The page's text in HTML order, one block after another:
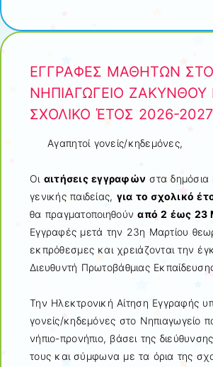
ΕΓΓΡΑΦΕΣ ΜΑΘΗΤΩΝ ΣΤΟ
ΝΗΠΙΑΓΩΓΕΙΟ ΖΑΚΥΝΘΟΥ
ΣΧΟΛΙΚΟ ΈΤΟΣ 2026-2027
Αγαπητοί γονείς/κηδεμόνες,
Οι αιτήσεις εγγραφών στα δημόσια
γενικής παιδείας, για το σχολικό
θα πραγματοποιηθούναπό 2 έως 23
Εγγραφές μετά την 23η Μαρτίου
εκπρόθεσμες και χρειάζονται την
Διευθυντή Πρωτοβάθμιας
Την Ηλεκτρονική Αίτηση Εγγραφής
γονείς/κηδεμόνες στο Νηπιαγωγείο
νήπιο-προνήπιο, βάσει της
τους και σύμφωνα με τα όρια της